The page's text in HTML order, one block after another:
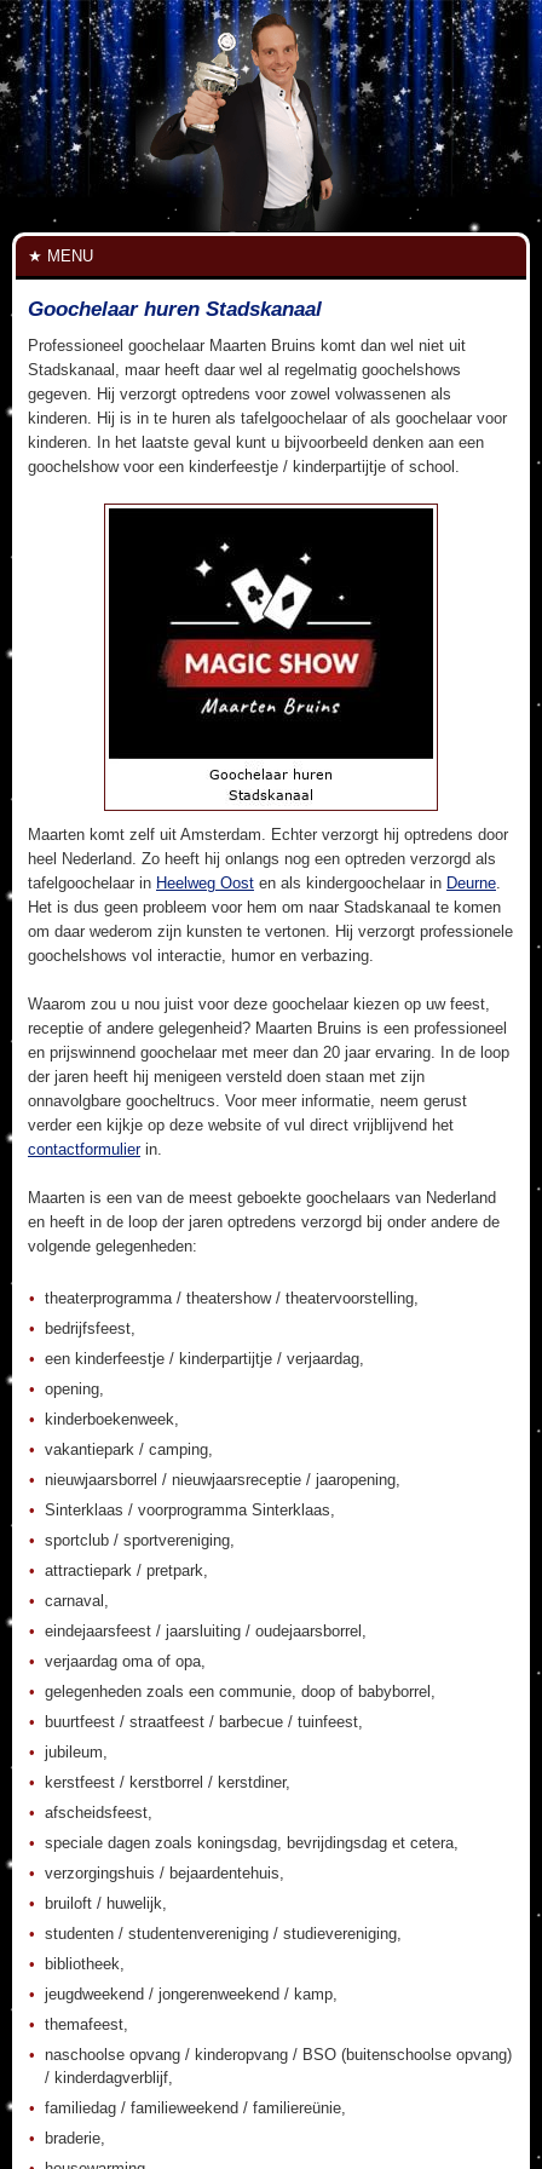
MENU
Goochelaar huren Stadskanaal
Professioneel goochelaar Maarten Bruins komt dan wel niet uit
Stadskanaal, maar heeft daar wel al regelmatig goochelshows
gegeven. Hij verzorgt optredens voor zowel volwassenen als
kinderen. Hij is in te huren als tafelgoochelaar of als goochelaar voor
kinderen. In het laatste geval kunt u bijvoorbeeld denken aan een
goochelshow voor een kinderfeestje / kinderpartijtje of school.
Maarten komt zelf uit Amsterdam. Echter verzorgt hij optredens door
heel Nederland. Zo heeft hij onlangs nog een optreden verzorgd als
tafelgoochelaar in Heelweg Oost en als kindergoochelaar in Deurne.
Het is dus geen probleem voor hem om naar Stadskanaal te komen
om daar wederom zijn kunsten te vertonen. Hij verzorgt professionele
goochelshows vol interactie, humor en verbazing.
Waarom zou u nou juist voor deze goochelaar kiezen op uw feest,
receptie of andere gelegenheid? Maarten Bruins is een professioneel
en prijswinnend goochelaar met meer dan 20 jaar ervaring. In de loop
der jaren heeft hij menigeen versteld doen staan met zijn
onnavolgbare goocheltrucs. Voor meer informatie, neem gerust
verder een kijkje op deze website of vul direct vrijblijvend het
contactformulierin.
Maarten is een van de meest geboekte goochelaars van Nederland
en heeft in de loop der jaren optredens verzorgd bij onder andere de
volgende gelegenheden:
theaterprogramma / theatershow / theatervoorstelling,
bedrijfsfeest,
een kinderfeestje / kinderpartijtje / verjaardag,
opening,
kinderboekenweek,
vakantiepark / camping,
nieuwjaarsborrel / nieuwjaarsreceptie / jaaropening,
Sinterklaas / voorprogramma Sinterklaas,
sportclub / sportvereniging,
attractiepark / pretpark,
carnaval,
eindejaarsfeest / jaarsluiting / oudejaarsborrel,
verjaardag oma of opa,
gelegenheden zoals een communie, doop of babyborrel,
buurtfeest / straatfeest / barbecue / tuinfeest,
jubileum,
kerstfeest / kerstborrel / kerstdiner,
afscheidsfeest,
speciale dagen zoals koningsdag, bevrijdingsdag et cetera,
verzorgingshuis / bejaardentehuis,
bruiloft / huwelijk,
studenten / studentenvereniging / studievereniging,
bibliotheek,
jeugdweekend / jongerenweekend / kamp,
themafeest,
naschoolse opvang / kinderopvang / BSO (buitenschoolse opvang)
/ kinderdagverblijf,
familiedag / familieweekend / familiereünie,
braderie,